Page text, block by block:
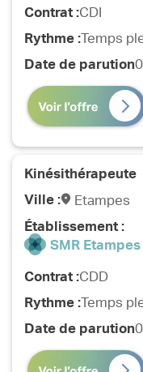
Contrat :CDI
Rythme :Temps
Date de parution
Kinésithérapeute
Ville :
Etampes
Établissement :
SMR Etampes
Contrat :CDD
Rythme :Temps
Date de parution
Missions
tant
le bouton et
l’établissement
Le code ci-dessous
l’application après la